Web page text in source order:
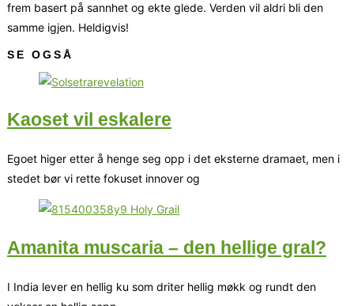
frem basert på sannhet og ekte glede. Verden vil aldri bli den
samme igjen. Heldigvis!
SE OGSÅ
Kaoset vil eskalere
Egoet higer etter å henge seg opp i det eksterne dramaet, men i
stedet bør vi rette fokuset innover og
Amanita muscaria – den hellige gral?
I India lever en hellig ku som driter hellig møkk og rundt den